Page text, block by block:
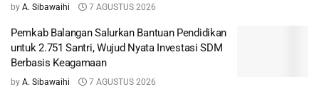
by A. Sibawaihi 7 AGUSTUS 2026
Pemkab Balangan Salurkan Bantuan Pendidikan
untuk 2.751 Santri, Wujud Nyata Investasi SDM
Berbasis Keagamaan
by A. Sibawaihi 7 AGUSTUS 2026